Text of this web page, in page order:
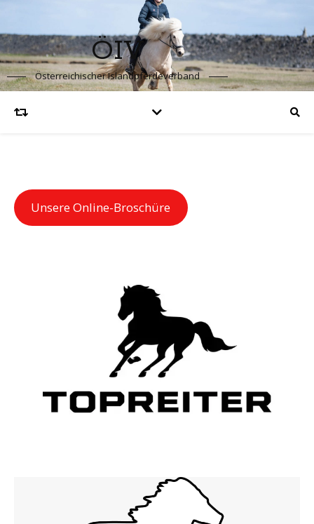
ÖIV
Österreichischer Islandpferdeverband
Unsere Online-Broschüre